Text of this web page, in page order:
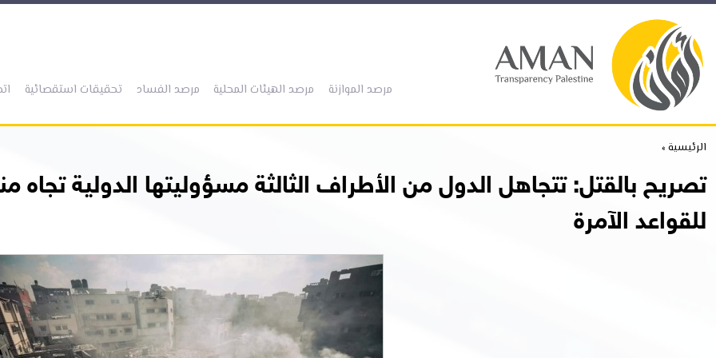
مرصد الموازنة مرصد الهيئات المحلية
(current) مرصد الفساد
(current) تحقيقات استقصائية
الرئيسية »
تصريح بالقتل: تتجاهل الدول من الأطراف الثالثة مسؤوليتها الدولية تجاه
للقواعد الآمرة